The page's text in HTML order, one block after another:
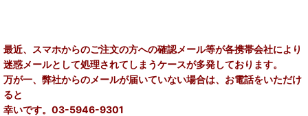
並び順:
最近、スマホからのご注文の方への確認メール等が各携帯会社により
迷惑メールとして処理されてしまうケースが多発しております。
万が一、弊社からのメールが届いていない場合は、お電話をいただけ
ると
幸いです。03-5946-9301